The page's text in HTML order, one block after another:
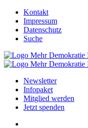
Kontakt
Impressum
Datenschutz
Suche
Newsletter
Infopaket
Mitglied werden
Jetzt spenden